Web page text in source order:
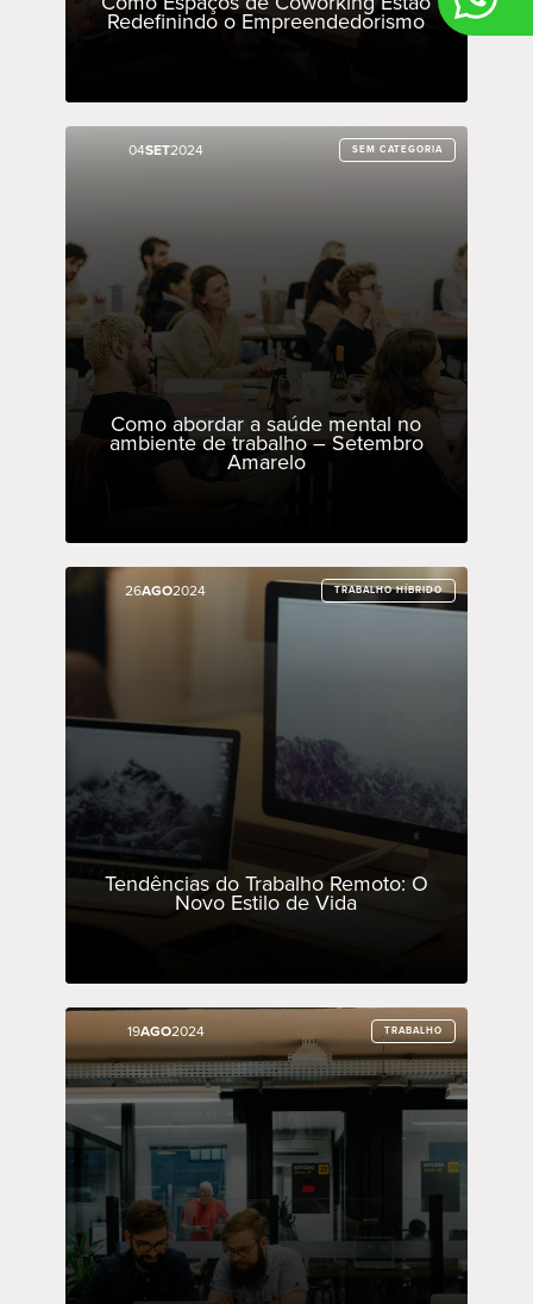
Redefinindo o Empreendedorismo
04SET2024 SEM CATEGORIA
Como abordar a saúde mental no
ambiente de trabalho – Setembro
Amarelo
04SET2024 SEM CATEGORIA
26AGO2024 TRABALHO HÍBRIDO
Tendências do Trabalho Remoto: O
Novo Estilo de Vida
26AGO2024 TRABALHO HÍBRIDO
19AGO2024 TRABALHO
19AGO2024 TRABALHO